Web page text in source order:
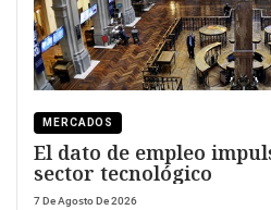
MERCADOS
El dato de empleo
sector tecnológico
7 De Agosto De 2026